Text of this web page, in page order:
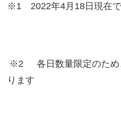
※1 2022年4月18日現在
※2
各日数量限定のため
ります